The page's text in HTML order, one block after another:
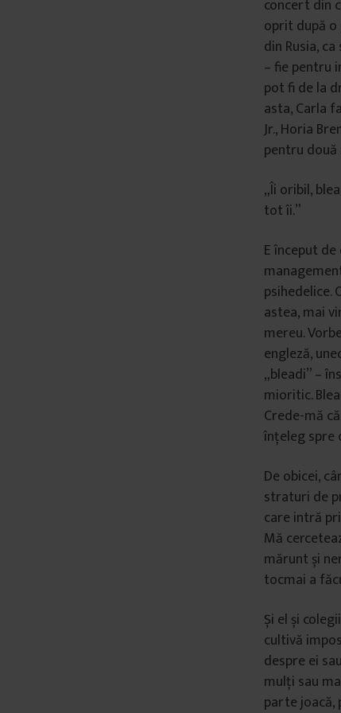
concert din
oprit după o
din Rusia,
– fie pentru
pot fi de la
asta, Carla
Jr., Horia
pentru două
„Îi oribil,
tot îi.”
E început
psihedelice.
astea, mai
mereu.
engleză,
„bleadi” –
mioritic.
Crede-mă
înțeleg spre
De obicei,
straturi de
care intră
Mă
mărunt și
tocmai a
Și el și
cultivă
despre ei
mulți sau
parte joacă,